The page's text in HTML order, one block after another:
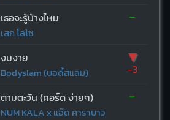
เธอจะรู้บ้างไหม
เสก โลโซ
-
งมงาย
Bodyslam (บอดี้สแลม)
▼
-3
ตามตะวัน (คอร์ด ง่ายๆ)
NUM KALA x แอ๊ด คาราบาว
-